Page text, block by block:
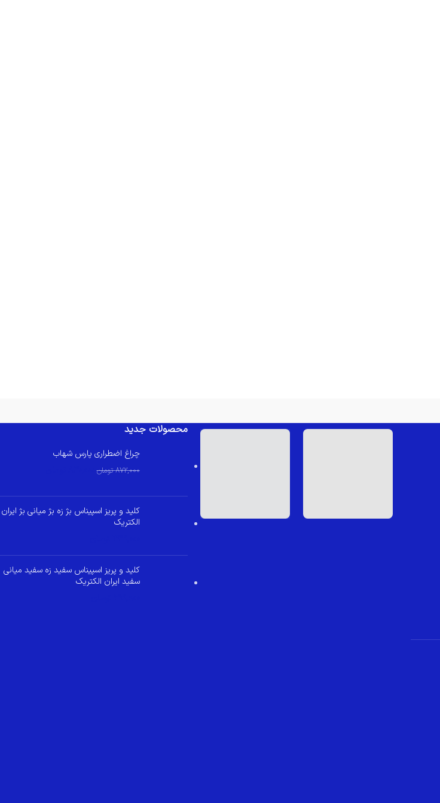
محصولات جدید
چراغ اضطراری پارس شهاب
872,000 تومان
کلید و پریز اسپیناس بژ زه بژ میانی بژ ایران
الکتریک
کلید و پریز اسپیناس سفید زه سفید میانی
سفید ایران الکتریک